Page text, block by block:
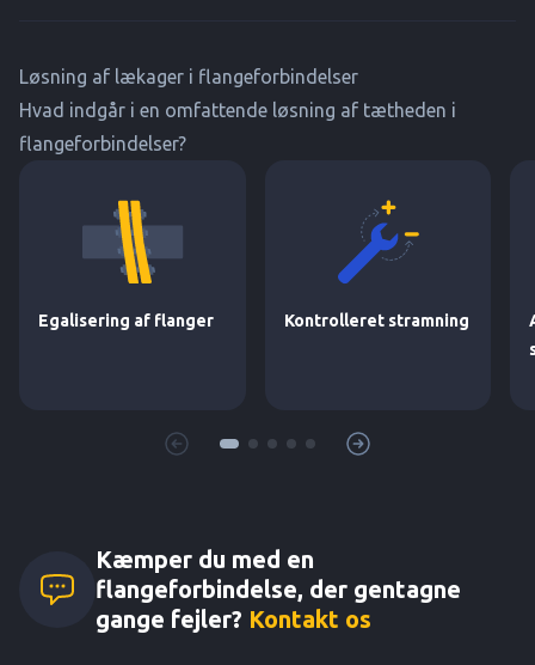
Løsning af lækager i flangeforbindelser
Hvad indgår i en omfattende løsning af tætheden i
flangeforbindelser?
Egalisering af flanger Kontrolleret stramning
Kæmper du med en
flangeforbindelse, der gentagne
gange fejler? Kontakt os